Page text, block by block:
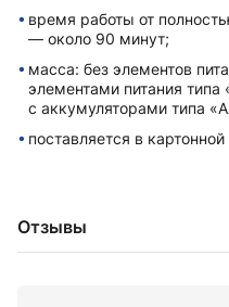
время работы от
— около 90 минут;
масса: без элементов
элементами питания
с аккумуляторами типа
поставляется в
Отзывы